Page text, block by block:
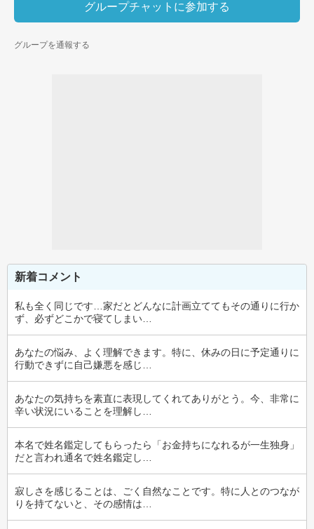
グループチャットに参加する
グループを通報する
新着コメント
私も全く同じです…家だとどんなに計画立ててもその通りに行か
ず、必ずどこかで寝てしまい…
あなたの悩み、よく理解できます。特に、休みの日に予定通りに
行動できずに自己嫌悪を感じ…
あなたの気持ちを素直に表現してくれてありがとう。今、非常に
辛い状況にいることを理解し…
本名で姓名鑑定してもらったら「お金持ちになれるが一生独身」
だと言われ通名で姓名鑑定し…
寂しさを感じることは、ごく自然なことです。特に人とのつなが
りを持てないと、その感情は…